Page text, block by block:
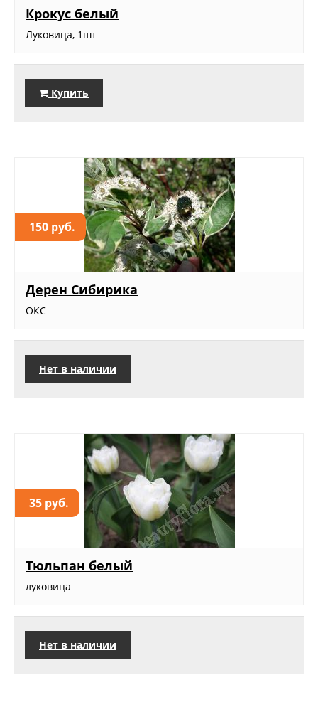
Крокус белый
Луковица, 1шт
Купить
150 руб.
Дерен Сибирика
ОКС
Нет в наличии
35 руб.
Тюльпан белый
луковица
Нет в наличии